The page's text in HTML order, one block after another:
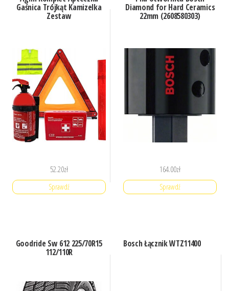
Gaśnica Trójkąt Kamizelka
Zestaw
52.20zł
Sprawdź
Diamond for Hard Ceramics
22mm (2608580303)
164.00zł
Sprawdź
Goodride Sw 612 225/70R15
112/110R
Bosch Łącznik WTZ11400